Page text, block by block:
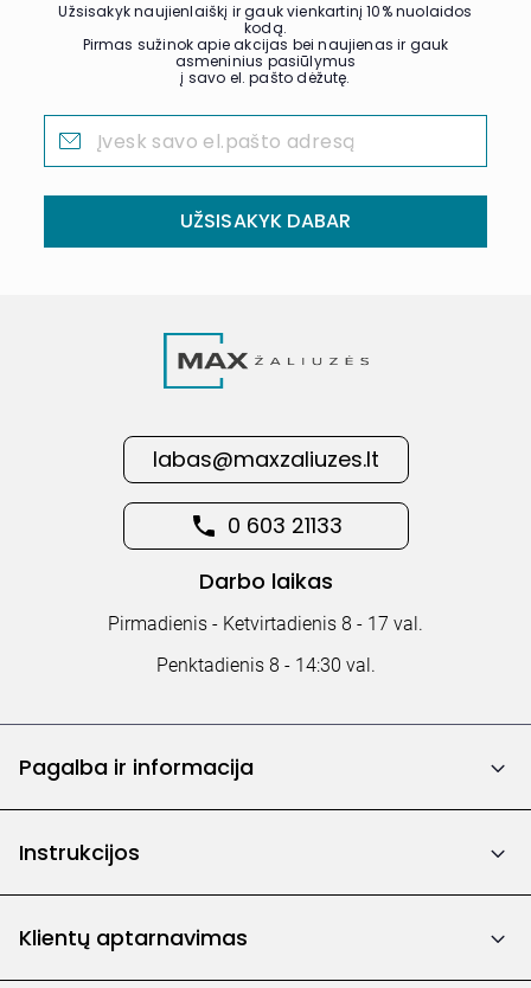
Užsisakyk naujienlaiškį ir gauk vienkartinį 10% nuolaidos
kodą.
Pirmas sužinok apie akcijas bei naujienas ir gauk
asmeninius pasiūlymus
į savo el. pašto dėžutę.
UŽSISAKYK DABAR
labas@maxzaliuzes.lt
0 603 21133
Darbo laikas
Pirmadienis - Ketvirtadienis 8 - 17 val.
Penktadienis 8 - 14:30 val.
Pagalba ir informacija
Instrukcijos
Klientų aptarnavimas